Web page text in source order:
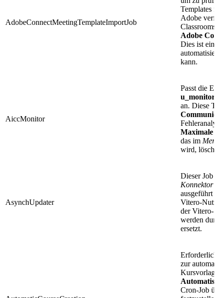
AdobeConnectMeetingTemplateImportJob
Templates
Adobe
Adobe
Dies ist ein
kann.
AiccMonitor
Passt die
an. Diese
Maximale
das im
wird, löscht
AsynchUpdater
Dieser Job
Konnektor
ausgeführt
Vitero-
der Vitero-
werden
ersetzt.
zur
Cron-Job